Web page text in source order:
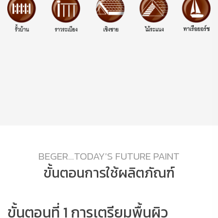
BEGER...TODAY'S FUTURE PAINT
ขั้นตอนการใช้ผลิตภัณฑ์
ขั้นตอนที่ 1 การเตรียมพื้นผิว